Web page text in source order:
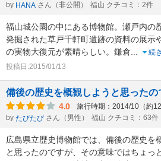
by HANA さん（非公開） 福山 クチコミ：2件
福山城公園の中にある博物館。瀬戸内の
発掘された草戸千軒町遺跡の資料の展示
の実物大復元が素晴らしい。鎌倉
続
投稿日:2015/01/13
備後の歴史を概観しようと思ったの
4.0 旅行時期：2014/10（約12
by たびたび さん（男性） 福山 クチコミ：63件
広島県立歴史博物館では、備後の歴史を
と思ったのですが、その意味ではちょっ